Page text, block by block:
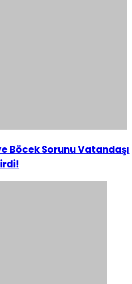
Böcek Sorunu Vatandaşı